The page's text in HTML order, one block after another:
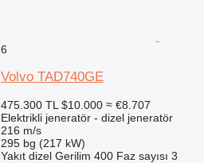
6
Volvo TAD740GE
475.300 TL $10.000 ≈ €8.707
Elektrikli jeneratör - dizel jeneratör
216 m/s
295 bg (217 kW)
Yakıt dizel Gerilim 400 Faz sayısı 3